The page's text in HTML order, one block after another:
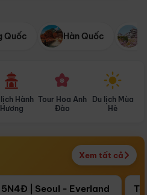
Quốc Hàn Quốc
lịch Hành
Hương
Tour Hoa Anh
Đào
Du lịch Mùa
Hè
Xem tất cả
Điểm nổi bật
5N4Đ | Seoul - Everland